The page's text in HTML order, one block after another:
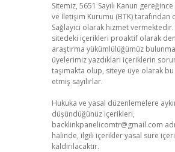
Sitemiz, 5651 Sayılı Kanun
ve İletişim Kurumu (BTK) tarafından
Sağlayıcı olarak hizmet
sitedeki içerikleri proaktif olarak
araştırma yükümlülüğümüz
üyelerimiz yazdıkları içeriklerin
taşımakta olup, siteye üye olarak
etmiş sayılırlar.
Hukuka ve yasal düzenlemelere
düşündüğünüz içerikleri,
backlinkpanelicomtr@gmail.com
halinde, ilgili içerikler yasal süre
kaldırılacaktır.